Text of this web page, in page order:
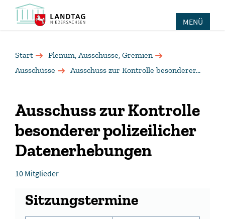
MENÜ
Start
Plenum, Ausschüsse, Gremien
Ausschüsse
Ausschuss zur Kontrolle besonderer...
Ausschuss zur Kontrolle
besonderer polizeilicher
Datenerhebungen
10 Mitglieder
Sitzungstermine